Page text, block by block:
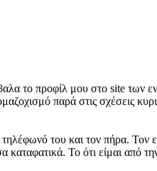
το προφίλ μου στο site των
παρά στις σχέσεις
του και τον πήρα.
Το ότι είμαι από